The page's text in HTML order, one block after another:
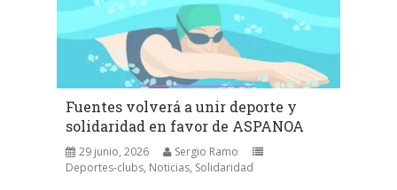
Fuentes volverá a unir deporte y
solidaridad en favor de ASPANOA
29 junio, 2026
Sergio Ramo
Deportes-clubs, Noticias, Solidaridad